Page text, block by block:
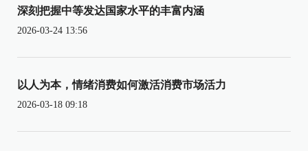
深刻把握中等发达国家水平的丰富内涵
2026-03-24 13:56
以人为本，情绪消费如何激活消费市场活力
2026-03-18 09:18